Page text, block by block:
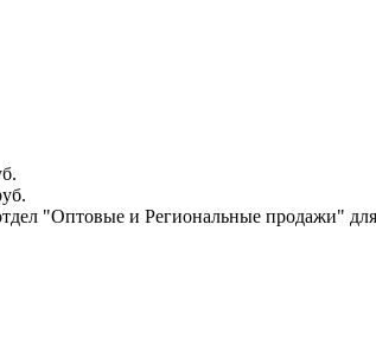
"Оптовые и Региональные продажи"